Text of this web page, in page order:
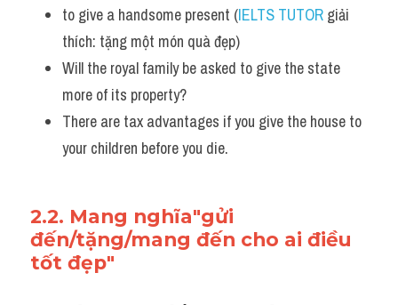
to give a handsome present (IELTS TUTOR giải
thích: tặng một món quà đẹp)
Will the royal family be asked to give the state
more of its property?
There are tax advantages if you give the house to
your children before you die.
2.2. Mang nghĩa"gửi
đến/tặng/mang đến cho ai điều
tốt đẹp"